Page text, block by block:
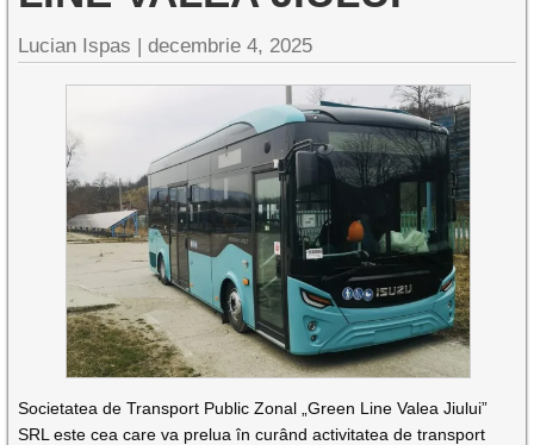
Lucian Ispas |decembrie 4, 2025
Societatea de Transport Public Zonal „Green Line Valea Jiului”
SRL este cea care va prelua în curând activitatea de transport